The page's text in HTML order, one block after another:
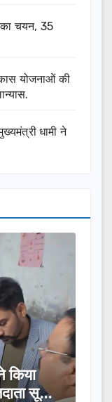
का चयन, 35
योजनाओं की
धामी ने
महिलाओं
भी